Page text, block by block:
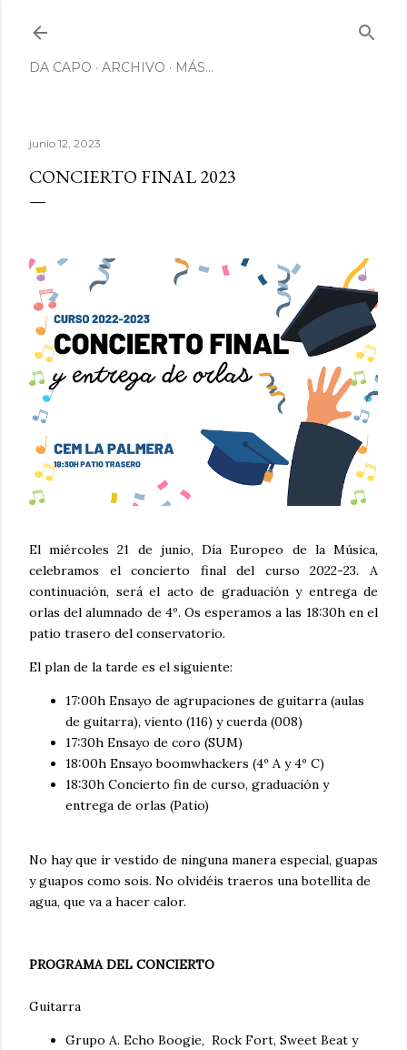
DA CAPO ARCHIVO MÁS…
junio 12, 2023
CONCIERTO FINAL 2023
El miércoles 21 de junio, Día Europeo de la Música,
celebramos el concierto final del curso 2022-23. A
continuación, será el acto de graduación y entrega de
orlas del alumnado de 4º. Os esperamos a las 18:30h en el
patio trasero del conservatorio.
El plan de la tarde es el siguiente:
17:00h Ensayo de agrupaciones de guitarra (aulas
de guitarra), viento (116) y cuerda (008)
17:30h Ensayo de coro (SUM)
18:00h Ensayo boomwhackers (4º A y 4º C)
18:30h Concierto fin de curso, graduación y
entrega de orlas (Patio)
No hay que ir vestido de ninguna manera especial, guapas
y guapos como sois. No olvidéis traeros una botellita de
agua, que va a hacer calor.
PROGRAMA DEL CONCIERTO
Guitarra
Grupo A. Echo Boogie, Rock Fort, Sweet Beat y